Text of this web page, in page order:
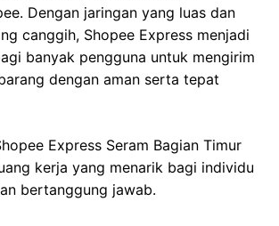
Dengan jaringan yang luas dan
canggih, Shopee Express menjadi
banyak pengguna untuk mengirim
dengan aman serta tepat
Express Seram Bagian Timur
kerja yang menarik bagi individu
bertanggung jawab.